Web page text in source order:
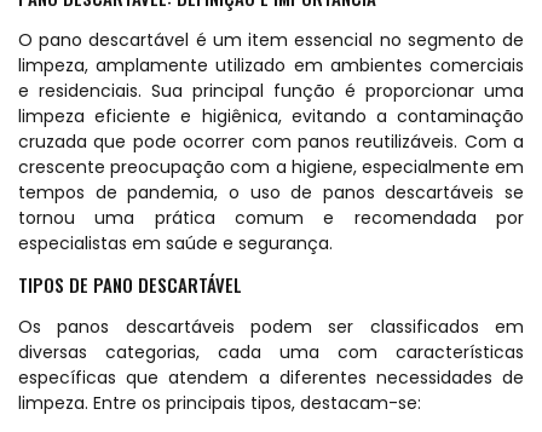
O pano descartável é um item essencial no segmento de
limpeza, amplamente utilizado em ambientes comerciais
e residenciais. Sua principal função é proporcionar uma
limpeza eficiente e higiênica, evitando a contaminação
cruzada que pode ocorrer com panos reutilizáveis. Com a
crescente preocupação com a higiene, especialmente em
tempos de pandemia, o uso de panos descartáveis se
tornou uma prática comum e recomendada por
especialistas em saúde e segurança.
TIPOS DE PANO DESCARTÁVEL
Os panos descartáveis podem ser classificados em
diversas categorias, cada uma com características
específicas que atendem a diferentes necessidades de
limpeza. Entre os principais tipos, destacam-se: